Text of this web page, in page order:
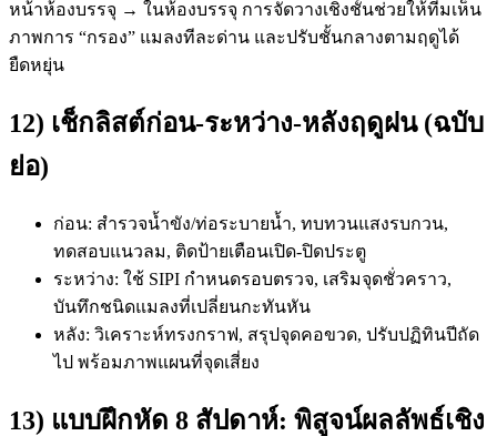
หน้าห้องบรรจุ → ในห้องบรรจุ การจัดวางเชิงชั้นช่วยให้ทีมเห็น
ภาพการ “กรอง” แมลงทีละด่าน และปรับชั้นกลางตามฤดูได้
ยืดหยุ่น
12) เช็กลิสต์ก่อน-ระหว่าง-หลังฤดูฝน (ฉบับ
ย่อ)
ก่อน: สำรวจน้ำขัง/ท่อระบายน้ำ, ทบทวนแสงรบกวน,
ทดสอบแนวลม, ติดป้ายเตือนเปิด-ปิดประตู
ระหว่าง: ใช้ SIPI กำหนดรอบตรวจ, เสริมจุดชั่วคราว,
บันทึกชนิดแมลงที่เปลี่ยนกะทันหัน
หลัง: วิเคราะห์ทรงกราฟ, สรุปจุดคอขวด, ปรับปฏิทินปีถัด
ไป พร้อมภาพแผนที่จุดเสี่ยง
13) แบบฝึกหัด 8 สัปดาห์: พิสูจน์ผลลัพธ์เชิง